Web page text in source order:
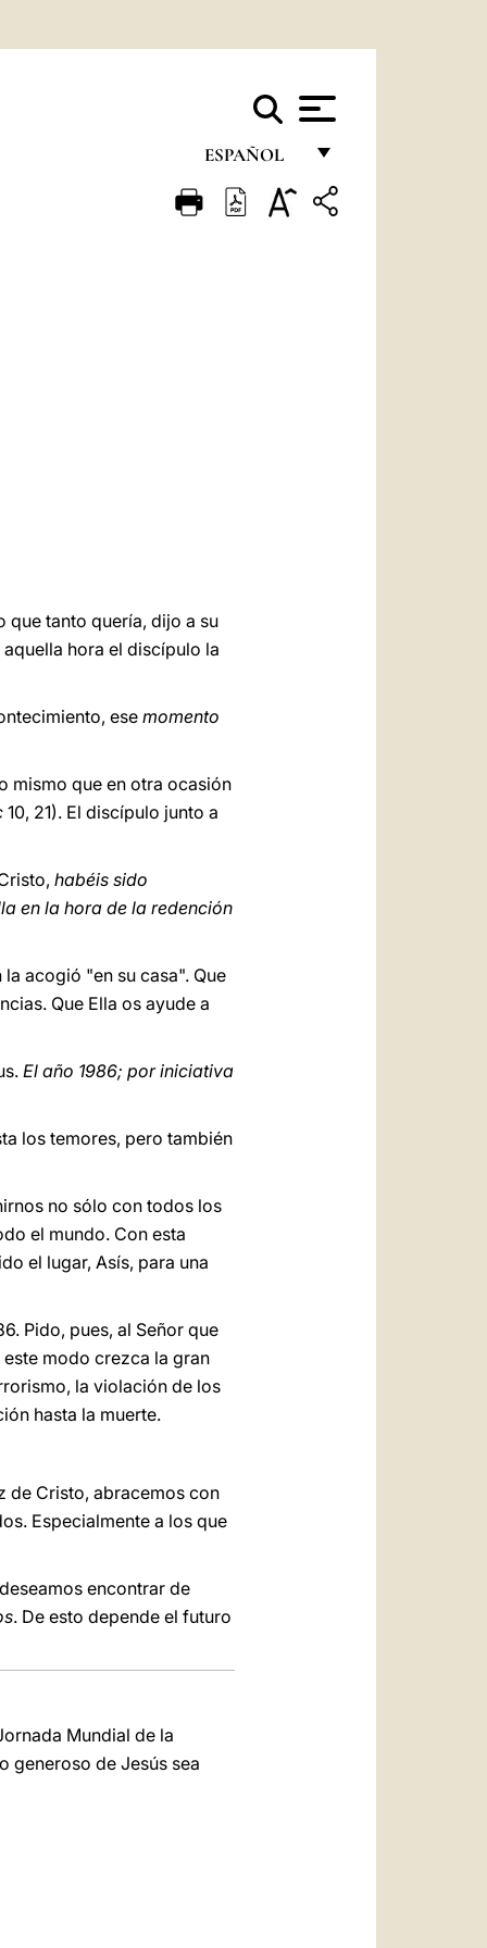
ESPAÑOL
FRANÇAIS
que tanto quería, dijo a su
hora el discípulo la
ese momento
mismo que en otra ocasión
10, 21). El discípulo junto a
habéis sido
en la hora de la redención
acogió "en su casa". Que
Que Ella os ayude a
El año 1986; por iniciativa
los temores, pero también
no sólo con todos los
el mundo. Con esta
el lugar, Asís, para una
Pido, pues, al Señor que
modo crezca la gran
la violación de los
hasta la muerte.
de Cristo, abracemos con
Especialmente a los que
encontrar de
. De esto depende el futuro
Mundial de la
generoso de Jesús sea